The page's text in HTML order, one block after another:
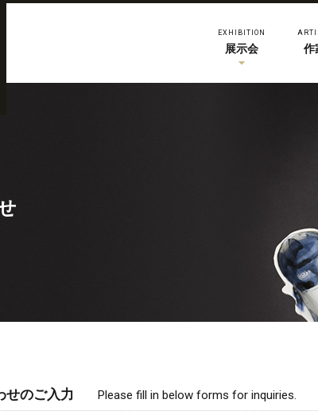
EXHIBITION
展示会 作
せのご入力 Please fill in below forms for inquiries.